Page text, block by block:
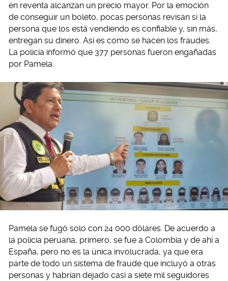
en reventa alcanzan un precio mayor. Por la emoción
de conseguir un boleto, pocas personas revisan si la
persona que los está vendiendo es confiable y, sin más,
entregan su dinero. Así es como se hacen los fraudes.
La policía informó que 377 personas fueron engañadas
por Pamela.
Pamela se fugó solo con 24 000 dólares. De acuerdo a
la policía peruana, primero, se fue a Colombia y de ahí a
España, pero no es la única involucrada, ya que era
parte de todo un sistema de fraude que incluyó a otras
personas y habrían dejado casi a siete mil seguidores